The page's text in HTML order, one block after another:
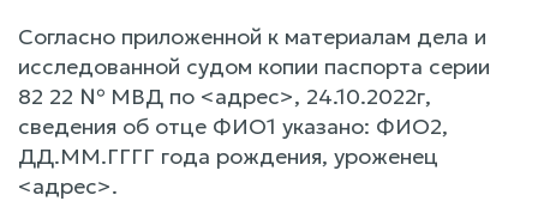
Согласно приложенной к материалам дела и
исследованной судом копии паспорта серии
82 22 № МВД по <адрес>, 24.10.2022г,
сведения об отце ФИО1 указано: ФИО2,
ДД.ММ.ГГГГ года рождения, уроженец
<адрес>.